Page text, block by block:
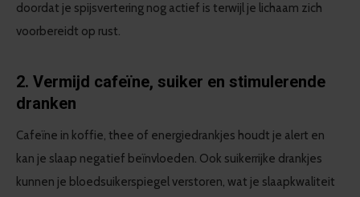
doordat je spijsvertering nog actief is terwijl je lichaam zich
voorbereidt op rust.
2. Vermijd cafeïne, suiker en stimulerende
dranken
Cafeïne in koffie, thee of energiedrankjes houdt je alert en
kan je slaap negatief beïnvloeden. Ook suikerrijke drankjes
kunnen je bloedsuikerspiegel verstoren, wat je slaapkwaliteit